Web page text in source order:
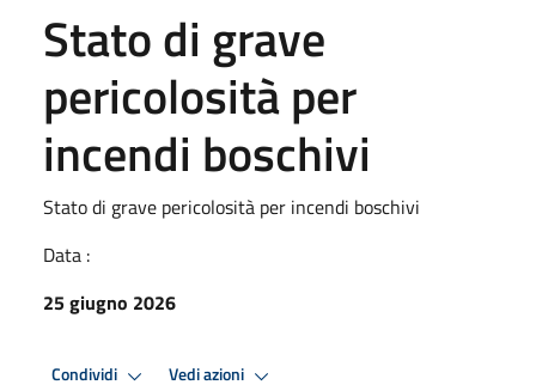
Stato di grave
pericolosità per
incendi boschivi
Stato di grave pericolosità per incendi boschivi
Data :
25 giugno 2026
Condividi Vedi azioni